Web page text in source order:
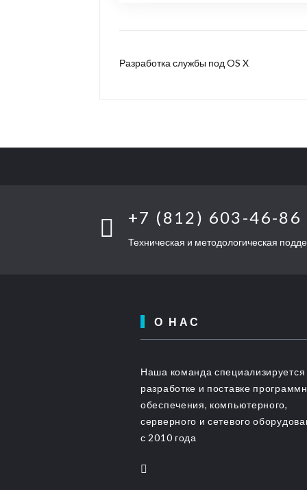
Разработка службы под OS X
+7 (812) 603-46-86
Техническая и методологическая
О НАС
Наша команда специализируется
разработке и поставке
обеспечения, компьютерного,
серверного и сетевого
с 2010 года